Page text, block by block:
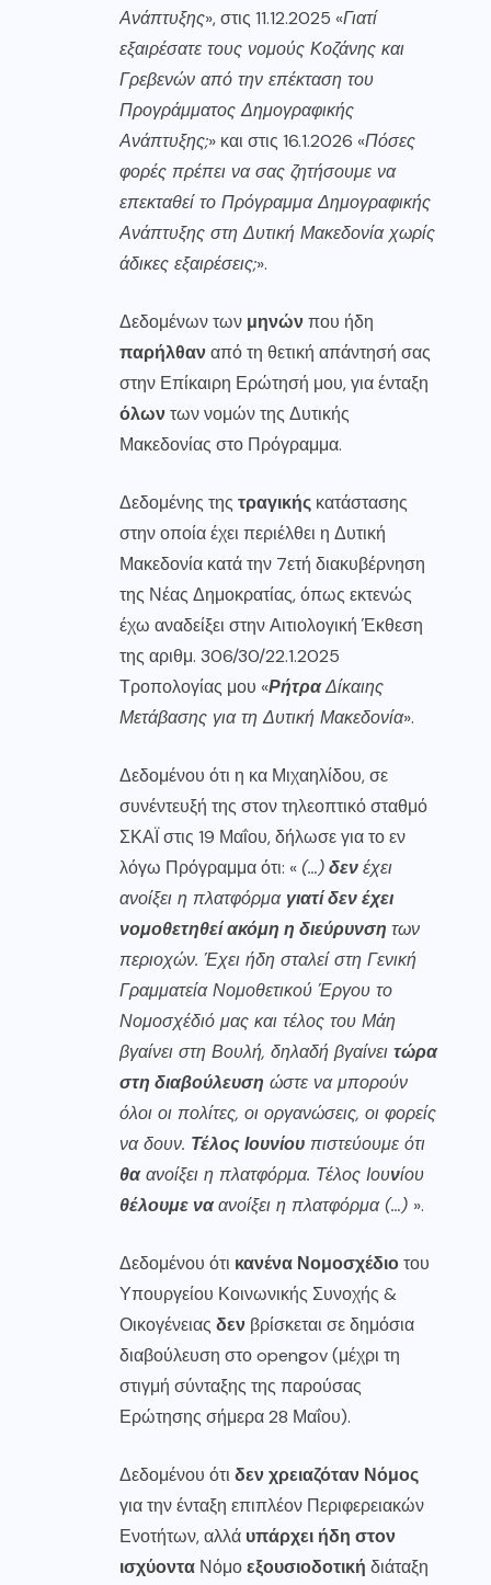
Ανάπτυξης», στις 11.12.2025 «Γιατί
εξαιρέσατε τους νομούς Κοζάνης και
Γρεβενών από την επέκταση του
Προγράμματος Δημογραφικής
Ανάπτυξης;» και στις 16.1.2026 «Πόσες
φορές πρέπει να σας ζητήσουμε να
επεκταθεί το Πρόγραμμα Δημογραφικής
Ανάπτυξης στη Δυτική Μακεδονία χωρίς
άδικες εξαιρέσεις;».
Δεδομένων των μηνώνπου ήδη
παρήλθαναπό τη θετική απάντησή σας
στην Επίκαιρη Ερώτησή μου, για ένταξη
όλωντων νομών της Δυτικής
Μακεδονίας στο Πρόγραμμα.
Δεδομένης της τραγικής κατάστασης
στην οποία έχει περιέλθει η Δυτική
Μακεδονία κατά την 7ετή διακυβέρνηση
της Νέας Δημοκρατίας, όπως εκτενώς
έχω αναδείξει στην Αιτιολογική Έκθεση
της αριθμ. 306/30/22.1.2025
Τροπολογίας μου «ΡήτραΔίκαιης
Μετάβασης για τη Δυτική Μακεδονία».
Δεδομένου ότι η κα Μιχαηλίδου, σε
συνέντευξή της στον τηλεοπτικό σταθμό
ΣΚΑΪ στις 19 Μαΐου, δήλωσε για το εν
λόγω Πρόγραμμα ότι: «(…)δενέχει
ανοίξει η πλατφόρμα γιατί δεν έχει
νομοθετηθεί ακόμη η διεύρυνση των
περιοχών. Έχει ήδη σταλεί στη Γενική
Γραμματεία Νομοθετικού Έργου το
Νομοσχέδιό μας και τέλος του Μάη
βγαίνει στη Βουλή, δηλαδή βγαίνει τώρα
στη διαβούλευση ώστε να μπορούν
όλοι οι πολίτες, οι οργανώσεις, οι φορείς
να δουν. Τέλος Ιουνίου πιστεύουμε ότι
θαανοίξει η πλατφόρμα. Τέλος Ιουνίου
θέλουμε ναανοίξει η πλατφόρμα (…) ».
Δεδομένου ότι κανένα Νομοσχέδιοτου
Υπουργείου Κοινωνικής Συνοχής &
Οικογένειας δεν βρίσκεται σε δημόσια
διαβούλευση στο opengov (μέχρι τη
στιγμή σύνταξης της παρούσας
Ερώτησης σήμερα 28 Μαΐου).
Δεδομένου ότι δεν χρειαζόταν Νόμος
για την ένταξη επιπλέον Περιφερειακών
Ενοτήτων, αλλά υπάρχει ήδη στον
ισχύοντα Νόμοεξουσιοδοτική διάταξη